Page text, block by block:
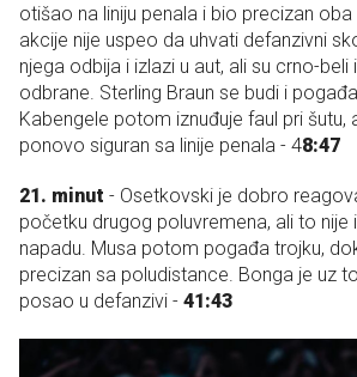
otišao na liniju penala i bio precizan
akcije nije uspeo da uhvati defanzivni
njega odbija i izlazi u aut, ali su crno-beli
odbrane. Sterling Braun se budi i
Kabengele potom iznuđuje faul pri šutu,
ponovo siguran sa linije penala - 48:47
21. minut - Osetkovski je dobro
početku drugog poluvremena, ali to nije
napadu. Musa potom pogađa trojku,
precizan sa poludistance. Bonga je uz
posao u defanzivi - 41:43